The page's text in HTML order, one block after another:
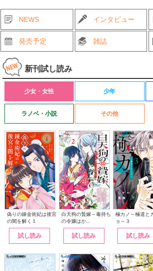
NEWS インタビュー
発売予定 雑誌
新刊試し読み
少女・女性 少年
ラノベ・小説 その他
偽りの錬金術妃は後宮
の闇を解く１
試し読み
白天狗の贄嫁～毒持ち
の令嬢はか...
試し読み
極カノ～極道と
ョ～３
試し読み